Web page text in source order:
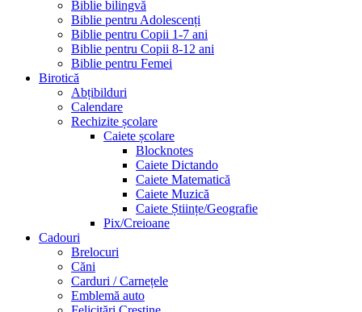
Biblie bilingvă
Biblie pentru Adolescenți
Biblie pentru Copii 1-7 ani
Biblie pentru Copii 8-12 ani
Biblie pentru Femei
Birotică
Abțibilduri
Calendare
Rechizite școlare
Caiete școlare
Blocknotes
Caiete Dictando
Caiete Matematică
Caiete Muzică
Caiete Științe/Geografie
Pix/Creioane
Cadouri
Brelocuri
Căni
Carduri / Carnețele
Emblemă auto